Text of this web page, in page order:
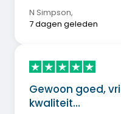
N Simpson,
7 dagen geleden
Gewoon goed,
kwaliteit…